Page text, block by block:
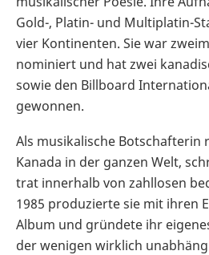
Gold-, Platin- und Multiplatin-
vier Kontinenten. Sie war
nominiert und hat zwei
sowie den Billboard
gewonnen.
Als musikalische Botschafterin
Kanada in der ganzen Welt,
trat innerhalb von zahllosen
1985 produzierte sie mit ihren
Album und gründete ihr
der wenigen wirklich